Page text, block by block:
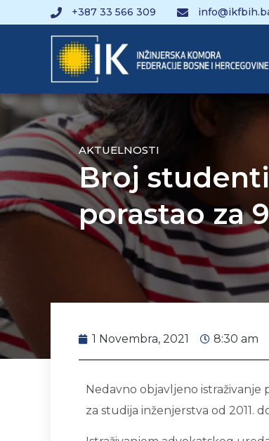
+387 33 566 309
AKTUELNOSTI
Broj
porastao za
1 Novembra, 2021 8:30 am
Nedavno objavljeno istraživanje
za studija inženjerstva od 2011.